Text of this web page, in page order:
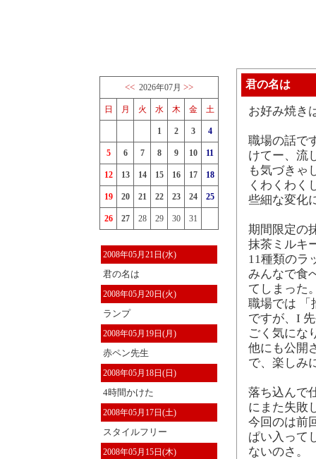
<< 2026年07月 >>
日 月 火 水 木 金 土
1 2 3 4
5 6 7 8 9 10 11
12 13 14 15 16 17 18
19 20 21 22 23 24 25
26 27 28 29 30 31
2008年05月21日(水)
君の名は
2008年05月20日(火)
ランプ
2008年05月19日(月)
赤ペン先生
2008年05月18日(日)
4時間かけた
2008年05月17日(土)
スタイルフリー
2008年05月15日(木)
君の名は
お好み焼き
職場の話で
けてー、流
も気づきゃ
くわくわく
些細な変化
期間限定の
抹茶ミルキ
11種類のラ
みんなで食
てしまった
職場では 「
ですが、I
ごく気にな
他にも公開
で、楽しみ
落ち込んで
にまた失敗
今回のは前
ぱい入って
ないのさ。